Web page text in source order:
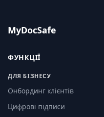
MyDocSafe
ФУНКЦІЇ
ДЛЯ БІЗНЕСУ
Онбординг клієнтів
Цифрові підписи